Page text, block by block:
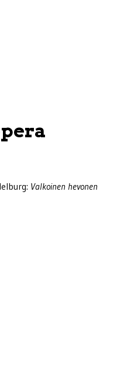
Valkoinen hevonen